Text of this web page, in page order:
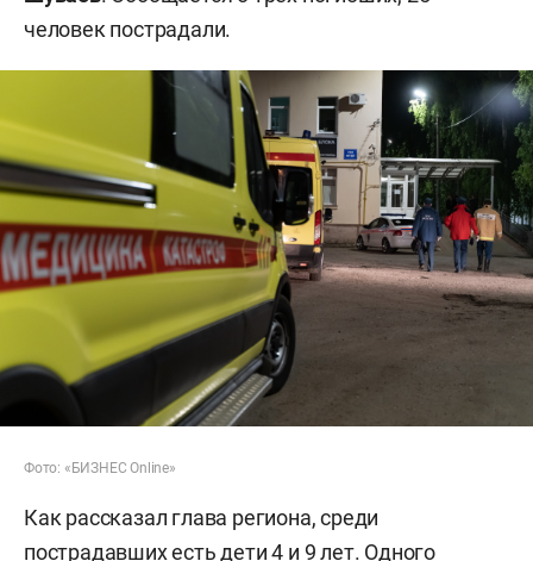
человек пострадали.
Фото: «БИЗНЕС Online»
Как рассказал глава региона, среди
пострадавших есть дети 4 и 9 лет. Одного